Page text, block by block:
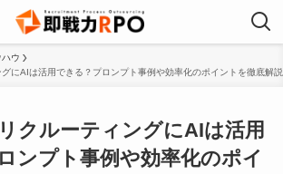
ウ
にAIは活用できる？プロンプト事例や効率化のポイントを徹底解
クルーティングにAIは活用
ンプト事例や効率化のポイ